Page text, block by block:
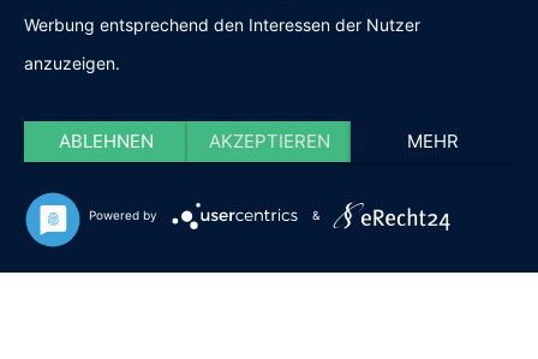
Werbung entsprechend den Interessen der Nutzer
anzuzeigen.
ABLEHNEN AKZEPTIEREN MEHR
Powered by &